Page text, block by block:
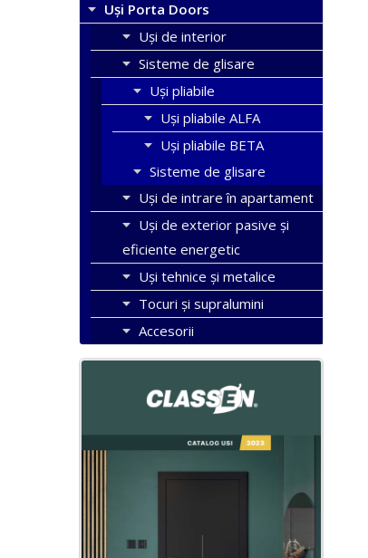
Uși Porta Doors
Uși de interior
Sisteme de glisare
Uși pliabile
Uși pliabile ALFA
Uși pliabile BETA
Sisteme de glisare
Uși de intrare în apartament
Uşi de exterior pasive şi
eficiente energetic
Uși tehnice și metalice
Tocuri şi supralumini
Accesorii